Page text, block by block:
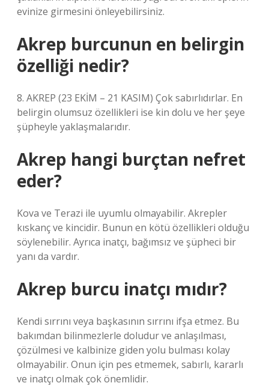
evinize girmesini önleyebilirsiniz.
Akrep burcunun en belirgin
özelliği nedir?
8. AKREP (23 EKİM – 21 KASIM) Çok sabırlıdırlar. En
belirgin olumsuz özellikleri ise kin dolu ve her şeye
şüpheyle yaklaşmalarıdır.
Akrep hangi burçtan nefret
eder?
Kova ve Terazi ile uyumlu olmayabilir. Akrepler
kıskanç ve kincidir. Bunun en kötü özellikleri olduğu
söylenebilir. Ayrıca inatçı, bağımsız ve şüpheci bir
yanı da vardır.
Akrep burcu inatçı mıdır?
Kendi sırrını veya başkasının sırrını ifşa etmez. Bu
bakımdan bilinmezlerle doludur ve anlaşılması,
çözülmesi ve kalbinize giden yolu bulması kolay
olmayabilir. Onun için pes etmemek, sabırlı, kararlı
ve inatçı olmak çok önemlidir.